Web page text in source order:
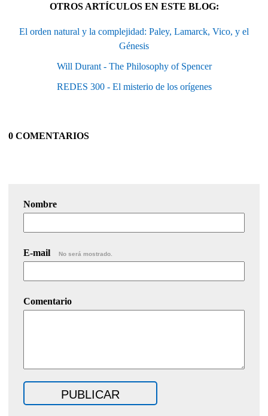
OTROS ARTÍCULOS EN ESTE BLOG:
El orden natural y la complejidad: Paley, Lamarck, Vico, y el
Génesis
Will Durant - The Philosophy of Spencer
REDES 300 - El misterio de los orígenes
0 COMENTARIOS
Nombre
E-mail No será mostrado.
Comentario